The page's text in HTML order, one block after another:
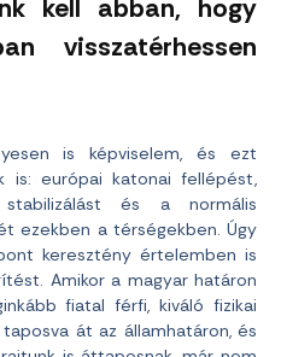
kell abban, hogy
visszatérhessen
is képviselem, és ezt
is: európai katonai fellépést,
stabilizálást és a normális
ezekben a térségekben. Úgy
keresztény értelemben is
Amikor a magyar határon
fiatal férfi, kiváló fizikai
át az államhatáron, és